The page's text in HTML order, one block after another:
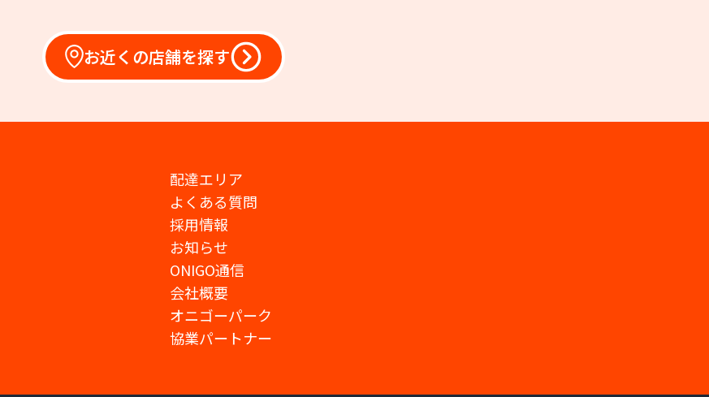
お近くの店舗を探す
配達エリア
よくある質問
採用情報
お知らせ
ONIGO通信
会社概要
オニゴーパーク
協業パートナー